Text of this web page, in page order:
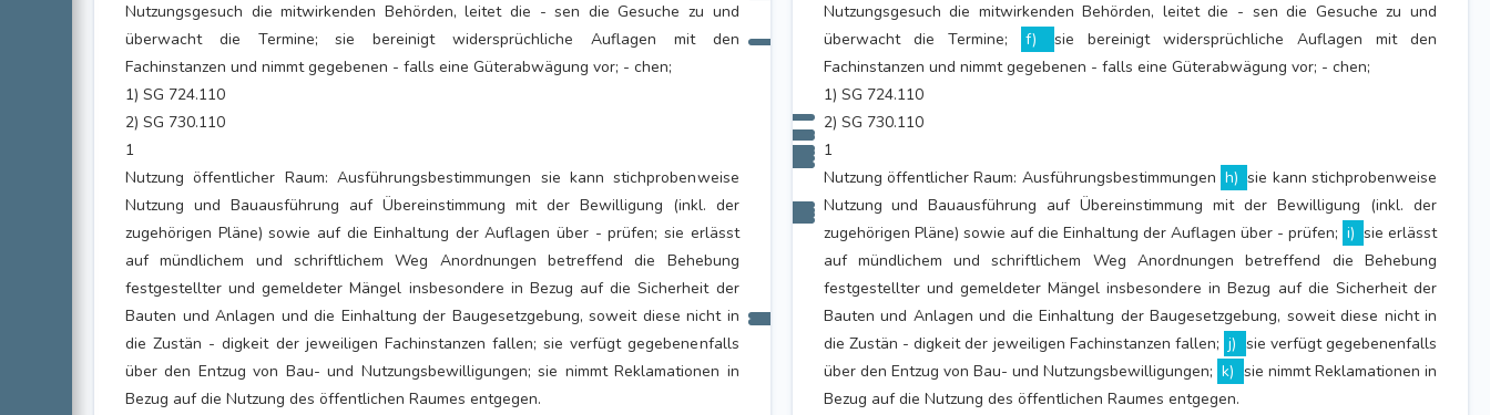
Nutzungsgesuch die mitwirkenden Behörden, leitet die - sen die Gesuche zu und
überwacht die Termine; sie bereinigt widersprüchliche Auflagen mit den
Fachinstanzen und nimmt gegebenen - falls eine Güterabwägung vor; - chen;
1) SG 724.110
2) SG 730.110
1
Nutzung öffentlicher Raum: Ausführungsbestimmungen sie kann stichprobenweise
Nutzung und Bauausführung auf Übereinstimmung mit der Bewilligung (inkl. der
zugehörigen Pläne) sowie auf die Einhaltung der Auflagen über - prüfen; sie erlässt
auf mündlichem und schriftlichem Weg Anordnungen betreffend die Behebung
festgestellter und gemeldeter Mängel insbesondere in Bezug auf die Sicherheit der
Bauten und Anlagen und die Einhaltung der Baugesetzgebung, soweit diese nicht in
die Zustän - digkeit der jeweiligen Fachinstanzen fallen; sie verfügt gegebenenfalls
über den Entzug von Bau- und Nutzungsbewilligungen; sie nimmt Reklamationen in
Bezug auf die Nutzung des öffentlichen Raumes entgegen.
Nutzungsgesuch die mitwirkenden Behörden, leitet die - sen die Gesuche zu und
überwacht die Termine;
f)
sie bereinigt widersprüchliche Auflagen mit den
Fachinstanzen und nimmt gegebenen - falls eine Güterabwägung vor; - chen;
1) SG 724.110
2) SG 730.110
1
Nutzung öffentlicher Raum: Ausführungsbestimmungen h) sie kann stichprobenweise
Nutzung und Bauausführung auf Übereinstimmung mit der Bewilligung (inkl. der
zugehörigen Pläne) sowie auf die Einhaltung der Auflagen über - prüfen; i) sie erlässt
auf mündlichem und schriftlichem Weg Anordnungen betreffend die Behebung
festgestellter und gemeldeter Mängel insbesondere in Bezug auf die Sicherheit der
Bauten und Anlagen und die Einhaltung der Baugesetzgebung, soweit diese nicht in
die Zustän - digkeit der jeweiligen Fachinstanzen fallen; j) sie verfügt gegebenenfalls
über den Entzug von Bau- und Nutzungsbewilligungen; k) sie nimmt Reklamationen in
Bezug auf die Nutzung des öffentlichen Raumes entgegen.